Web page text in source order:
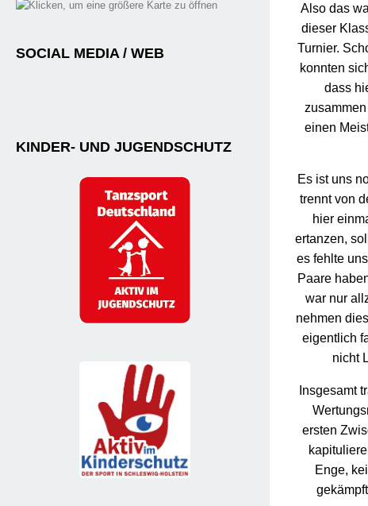
Also das
dieser
Turnier.
konnten
dass
einen
Es ist uns
trennt von
hier
ertanzen,
es fehlte
Paare
war nur
nehmen
eigentlich
nicht
Insgesamt
ersten
Enge,
SOCIAL MEDIA / WEB
KINDER- UND JUGENDSCHUTZ